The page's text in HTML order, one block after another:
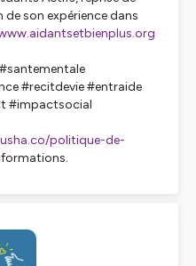
son expérience dans
#recitdevie #entraide
#impactsocial
politique-de-